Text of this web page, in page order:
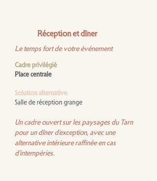
Réception et dîner
Le temps fort de votre événement
Cadre privilégié
Place centrale
Solution alternative
Salle de réception grange
Un cadre ouvert sur les paysages du Tarn
pour un dîner d’exception, avec une
alternative intérieure raffinée en cas
d’intempéries.